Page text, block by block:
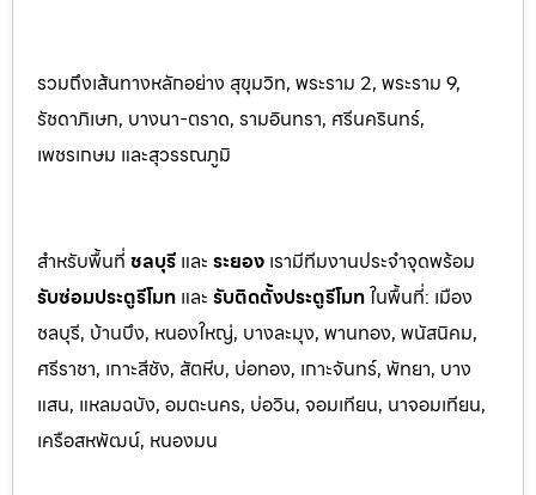
รวมถึงเส้นทางหลักอย่าง สุขุมวิท, พระราม 2, พระราม 9,
รัชดาภิเษก, บางนา-ตราด, รามอินทรา, ศรีนครินทร์,
เพชรเกษม และสุวรรณภูมิ
สำหรับพื้นที่ ชลบุรี และ ระยอง เรามีทีมงานประจำจุดพร้อม
รับซ่อมประตูรีโมท และ รับติดตั้งประตูรีโมทในพื้นที่: เมือง
ชลบุรี, บ้านบึง, หนองใหญ่, บางละมุง, พานทอง, พนัสนิคม,
ศรีราชา, เกาะสีชัง, สัตหีบ, บ่อทอง, เกาะจันทร์, พัทยา, บาง
แสน, แหลมฉบัง, อมตะนคร, บ่อวิน, จอมเทียน, นาจอมเทียน,
เครือสหพัฒน์, หนองมน